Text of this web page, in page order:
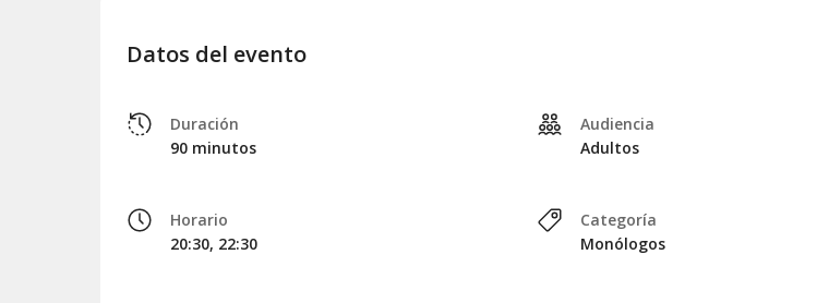
Datos del evento
Duración
90 minutos
Horario
20:30, 22:30
Audiencia
Adultos
Categoría
Monólogos